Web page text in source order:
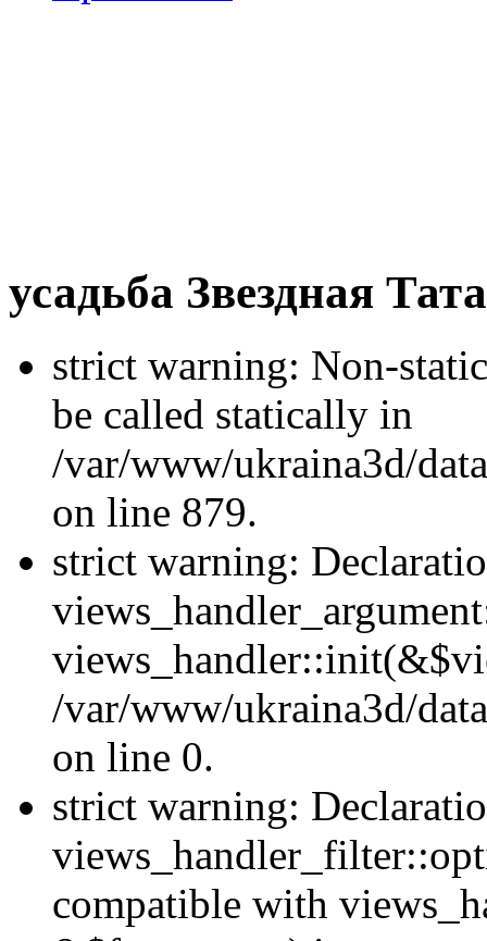
усадьба Звездная
strict warning: Non-
be called statically in
/var/www/ukraina3d/
on line 879.
strict warning:
/var/www/ukraina3d/
on line 0.
strict warning:
compatible with